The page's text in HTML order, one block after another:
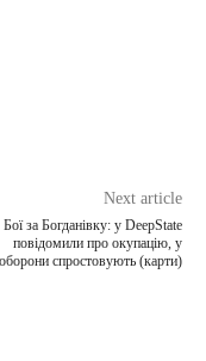
Next article
Бої за Богданівку: у DeepState
повідомили про окупацію, у
спростовують (карти)